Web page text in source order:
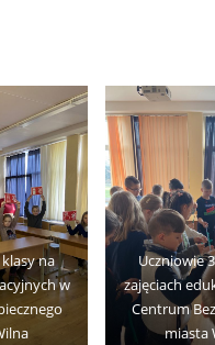
na
w
Uczniowie
zajęciach
Centrum
miasta